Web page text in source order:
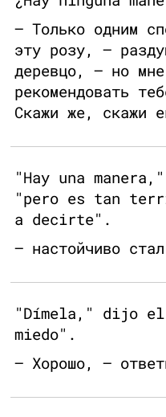
— Только одним
эту розу, —
деревцо, — но
рекомендовать
Скажи же, скажи
"Hay una
"pero es tan
a decirte".
— настойчиво
"Dímela," dijo
miedo".
— Хорошо, —